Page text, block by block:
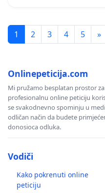
1 2 3 4 5 »
Onlinepeticija.com
Mi pružamo besplatan prostor
profesionalnu online peticiju
se svakodnevno spominju u
odličan način da budete
donosioca odluka.
Vodiči
Kako pokrenuti online
peticiju